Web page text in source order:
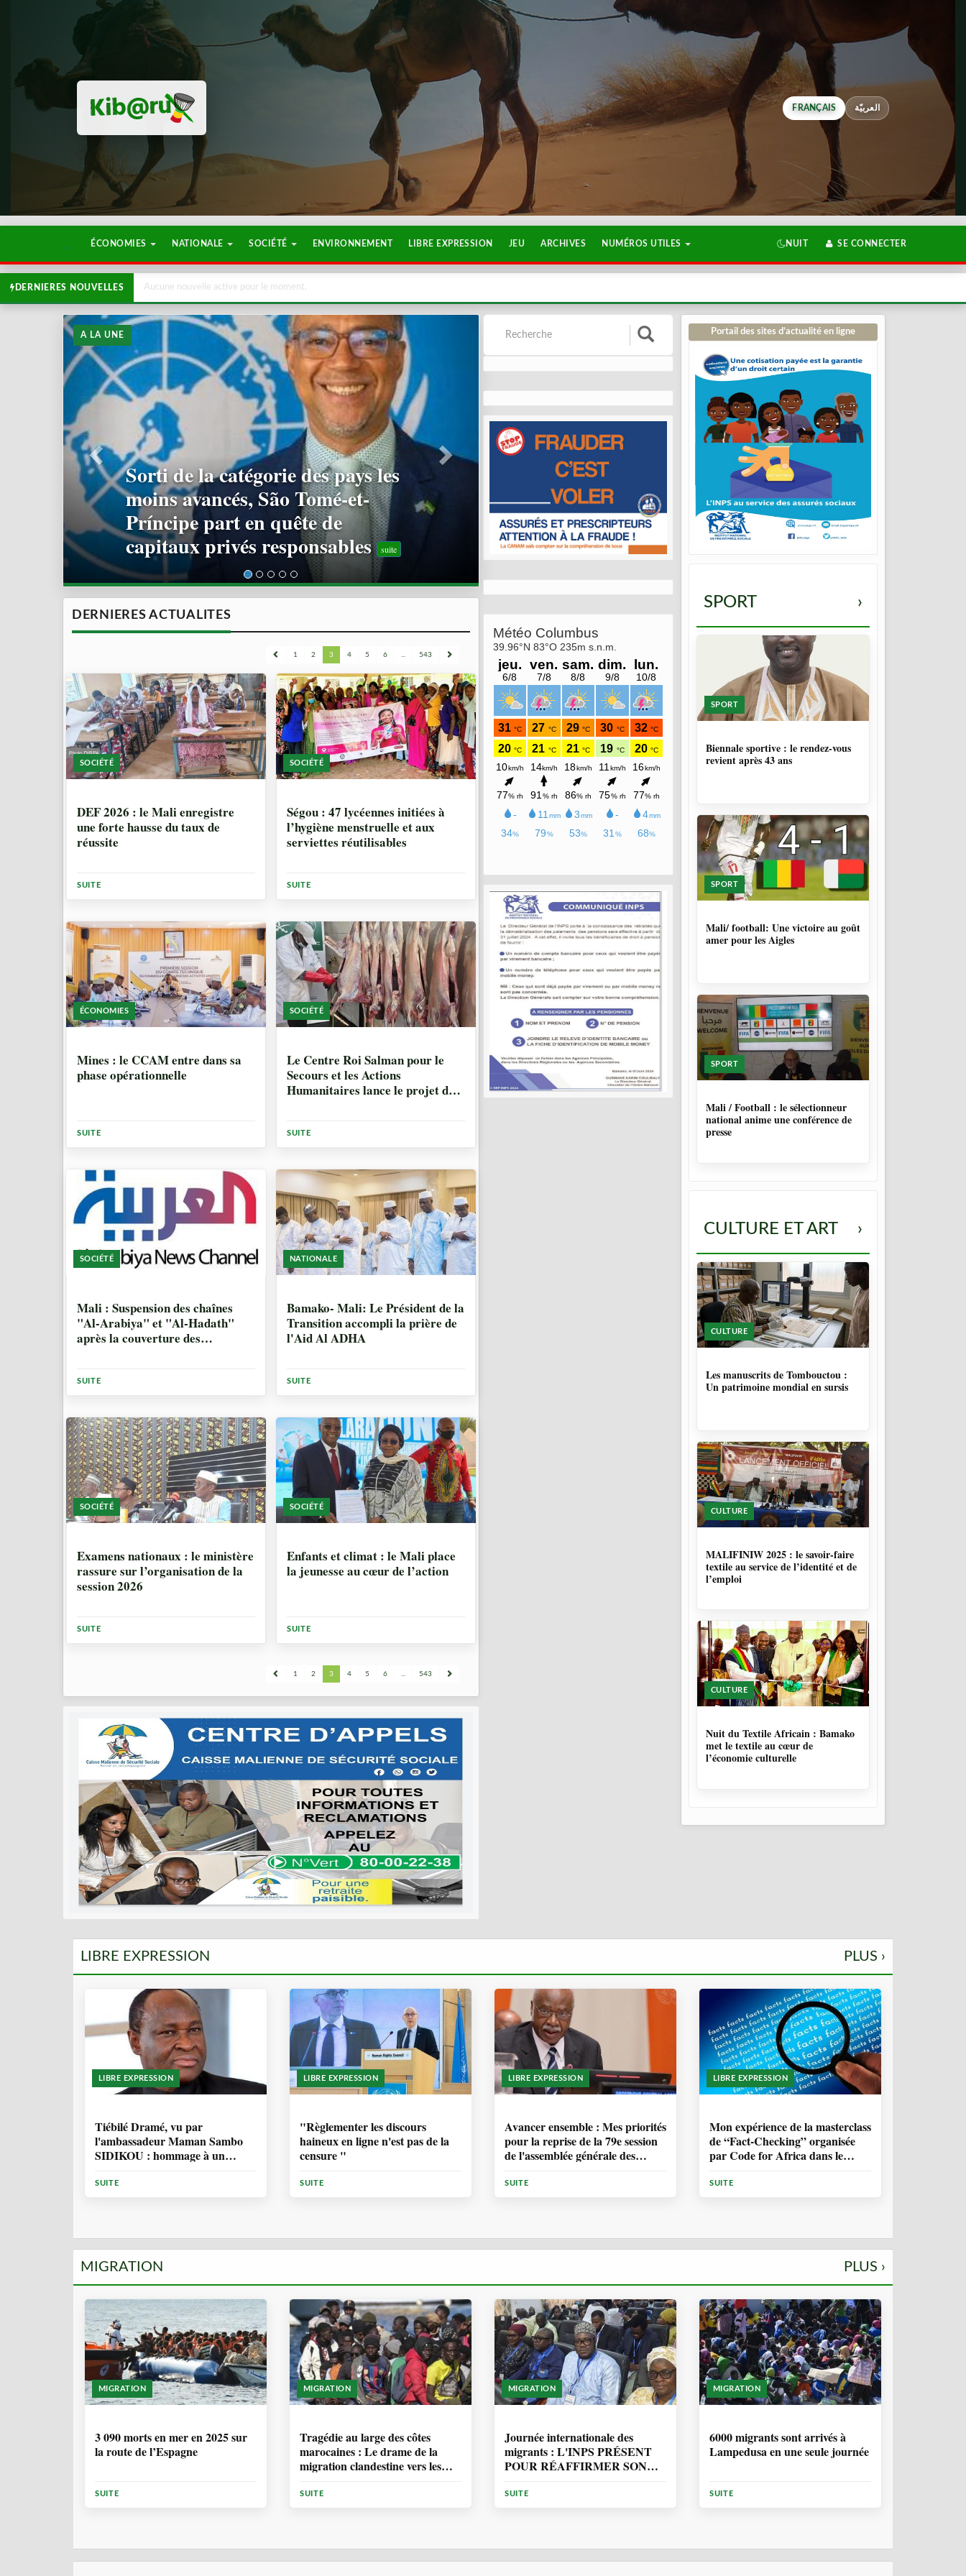
FRANÇAIS العربيّة
ÉCONOMIES NATIONALE SOCIÉTÉ ENVIRONNEMENT LIBRE EXPRESSION JEU ARCHIVES NUMÉROS UTILES NUIT SE CONNECTER
DERNIERES NOUVELLES Aucune nouvelle active pour le moment.
A LA UNE
32e édition de la campagne
nationale de reboisement : 21
millions de plants visés suite
DERNIERES ACTUALITES
1 2 3 4 5 6 ... 543
SOCIÉTÉ
DEF 2026 : le Mali enregistre
une forte hausse du taux de
réussite
SUITE
SOCIÉTÉ
Ségou : 47 lycéennes initiées à
l’hygiène menstruelle et aux
serviettes réutilisables
SUITE
ÉCONOMIES
Mines : le CCAM entre dans sa
phase opérationnelle
SUITE
SOCIÉTÉ
Le Centre Roi Salman pour le
Secours et les Actions
Humanitaires lance le projet de
SUITE
SOCIÉTÉ
Mali : Suspension des chaînes
"Al-Arabiya" et "Al-Hadath"
après la couverture des
SUITE
NATIONALE
Bamako- Mali: Le Président de la
Transition accompli la prière de
l'Aid Al ADHA
SUITE
SOCIÉTÉ
Examens nationaux : le ministère
rassure sur l’organisation de la
session 2026
SUITE
SOCIÉTÉ
Enfants et climat : le Mali place
la jeunesse au cœur de l’action
SUITE
1 2 3 4 5 6 ... 543
Portail des sites d’actualité en ligne
SPORT ›
SPORT
Biennale sportive : le rendez-vous
revient après 43 ans
SPORT
Mali/ football: Une victoire au goût
amer pour les Aigles
SPORT
Mali / Football : le sélectionneur
national anime une conférence de
presse
CULTURE ET ART ›
CULTURE
Les manuscrits de Tombouctou :
Un patrimoine mondial en sursis
CULTURE
MALIFINIW 2025 : le savoir-faire
textile au service de l’identité et de
l’emploi
CULTURE
Nuit du Textile Africain : Bamako
met le textile au cœur de
l’économie culturelle
LIBRE EXPRESSION PLUS ›
LIBRE EXPRESSION
Tiébilé Dramé, vu par
l'ambassadeur Maman Sambo
SIDIKOU : hommage à un
d'inspiration
SUITE
LIBRE EXPRESSION
"Règlementer les discours
haineux en ligne n'est pas de la
censure "
SUITE
LIBRE EXPRESSION
Avancer ensemble : Mes priorités
pour la reprise de la 79e session
de l'assemblée générale des
SUITE
LIBRE EXPRESSION
Mon expérience de la masterclass
de “Fact-Checking” organisée
par Code for Africa dans le
désinformation en Afrique
SUITE
MIGRATION PLUS ›
MIGRATION
3 090 morts en mer en 2025 sur
la route de l’Espagne
SUITE
MIGRATION
Tragédie au large des côtes
marocaines : Le drame de la
migration clandestine vers les
SUITE
MIGRATION
Journée internationale des
migrants : L'INPS PRÉSENT
POUR RÉAFFIRMER SON
MATIÈRE DE PROTECTION
SUITE
MIGRATION
6000 migrants sont arrivés à
Lampedusa en une seule journée
SUITE